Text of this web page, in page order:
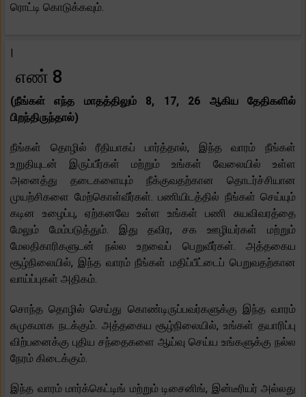
ரொட்டி கொடுக்கவும்.
|
எண் 8
(நீங்கள் எந்த மாதத்திலும் 8, 17, 26 ஆகிய தேதிகளில்
பிறந்திருந்தால்)
நீங்கள் தொழில் ரீதியாகப் பார்த்தால், இந்த வாரம் நீங்கள்
உறுதியுடன் இருப்பீர்கள் மற்றும் உங்கள் வேலையில் உள்ள
அனைத்து தடைகளையும் நீக்குவதற்கான தொடர்ச்சியான
முயற்சிகளை மேற்கொள்வீர்கள். பணியிடத்தில் நீங்கள் செய்யும்
கடின உழைப்பு, ஏற்கனவே உள்ள உங்கள் பணி சுயவிவரத்தை
மேலும் மேம்படுத்தும். இது தவிர, சக ஊழியர்கள் மற்றும்
மேலதிகாரிகளுடன் நல்ல உறவைப் பெறுவீர்கள். அத்தகைய
சூழ்நிலையில், இந்த வாரம் நீங்கள் மதிப்பீட்டைப் பெறுவதற்கான
வாய்ப்புகள் அதிகம்.
சொந்த தொழில் செய்து கொண்டிருப்பவர்களுக்கு இந்த வாரம்
சுமுகமாக நடக்கும். அத்தகைய சூழ்நிலையில், உங்கள் தயாரிப்பு
விற்பனைக்கு புதிய சந்தைகளை ஆய்வு செய்ய உங்களுக்கு நல்ல
நேரம் கிடைக்கும்.
இந்த வாரம் மார்க்கெட்டிங் மற்றும் டிசைனிங், இன்டீரியர் அல்லது